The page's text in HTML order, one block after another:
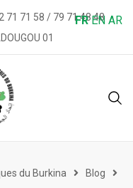
71 71 58 / 79 71 48 48
01
du Burkina
Blog
FR EN AR